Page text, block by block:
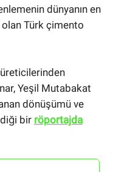
dünyanın en
Türk çimento
Yeşil Mutabakat
dönüşümü ve
bir röportajda